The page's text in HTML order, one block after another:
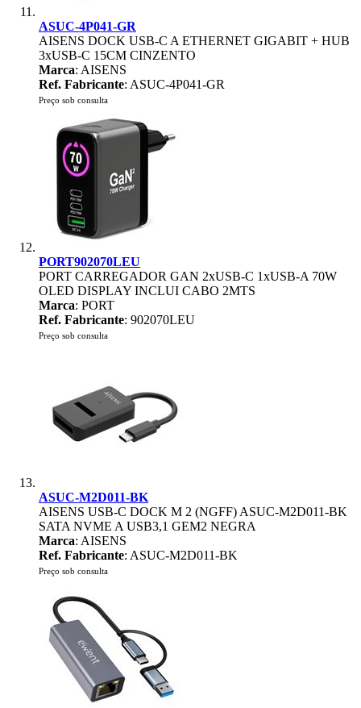
ASUC-4P041-GR
AISENS DOCK USB-C A ETHERNET GIGABIT + HUB
3xUSB-C 15CM CINZENTO
Marca: AISENS
Ref. Fabricante: ASUC-4P041-GR
Preço sob consulta
PORT902070LEU
PORT CARREGADOR GAN 2xUSB-C 1xUSB-A 70W
OLED DISPLAY INCLUI CABO 2MTS
Marca: PORT
Ref. Fabricante: 902070LEU
Preço sob consulta
ASUC-M2D011-BK
AISENS USB-C DOCK M 2 (NGFF) ASUC-M2D011-BK
SATA NVME A USB3,1 GEM2 NEGRA
Marca: AISENS
Ref. Fabricante: ASUC-M2D011-BK
Preço sob consulta